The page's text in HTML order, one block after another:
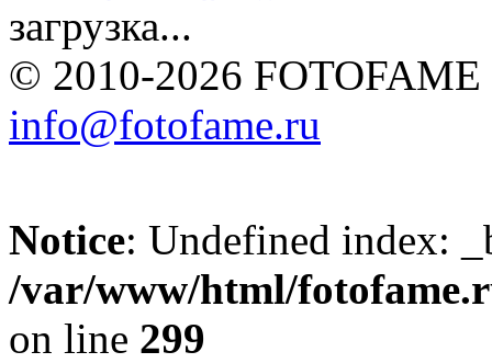
загрузка...
© 2010-2026 FOTOFAME
info@fotofame.ru
Notice: Undefined index:
/var/www/html/
on line 299